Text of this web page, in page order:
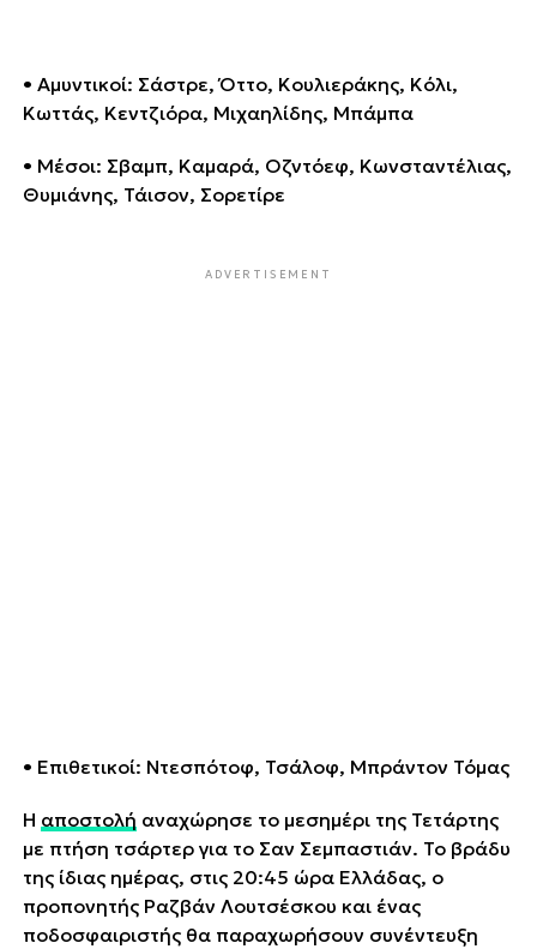
• Αμυντικοί: Σάστρε, Όττο, Κουλιεράκης, Κόλι,
Κωττάς, Κεντζιόρα, Μιχαηλίδης, Μπάμπα
• Μέσοι: Σβαμπ, Καμαρά, Οζντόεφ, Κωνσταντέλιας,
Θυμιάνης, Τάισον, Σορετίρε
ADVERTISEMENT
• Επιθετικοί: Ντεσπότοφ, Τσάλοφ, Μπράντον Τόμας
Η αποστολή αναχώρησε το μεσημέρι της Τετάρτης
με πτήση τσάρτερ για το Σαν Σεμπαστιάν. Το βράδυ
της ίδιας ημέρας, στις 20:45 ώρα Ελλάδας, ο
προπονητής Ραζβάν Λουτσέσκου και ένας
ποδοσφαιριστής θα παραχωρήσουν συνέντευξη